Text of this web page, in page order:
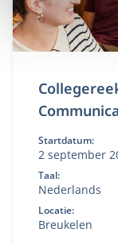
Startdatum:
2 september
2027, 10 mei
Taal:
Nederlands
Locatie:
Breukelen